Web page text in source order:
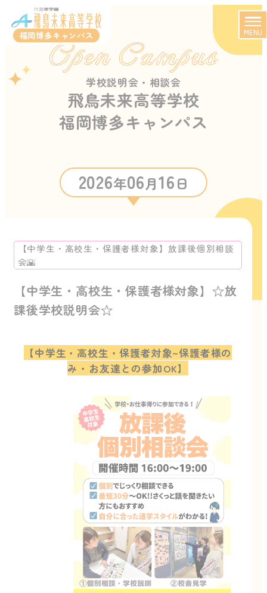
福岡博多キャンパス MENU
Open Campus
学校説明会・相談会
飛鳥未来高等学校
福岡博多キャンパス
2026年06月16日
【中学生・高校生・保護者様対象】☆放
課後学校説明会☆
【中学生・高校生・保護者様対象】放課後個別相談
会🌇
【中学生・高校生・保護者対象~保護者様の
み・お友達との参加OK】